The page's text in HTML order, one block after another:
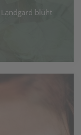
blüht